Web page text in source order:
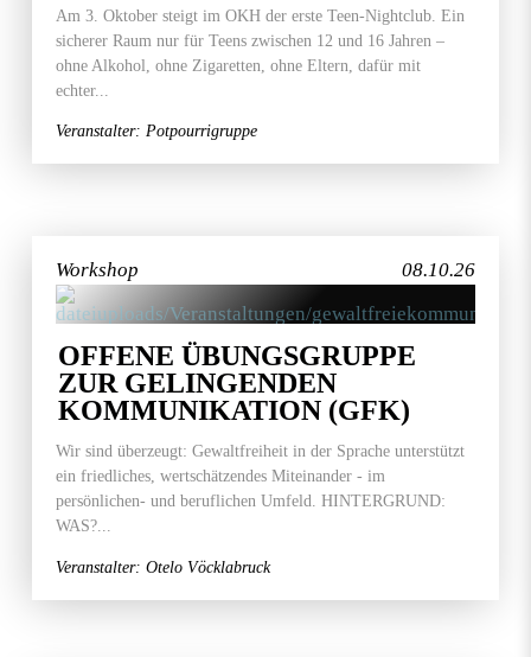
Am 3. Oktober steigt im OKH der erste Teen-Nightclub. Ein
sicherer Raum nur für Teens zwischen 12 und 16 Jahren –
ohne Alkohol, ohne Zigaretten, ohne Eltern, dafür mit
echter...
Veranstalter: Potpourrigruppe
08.10.26
Workshop
OFFENE ÜBUNGSGRUPPE
ZUR GELINGENDEN
KOMMUNIKATION (GFK)
Wir sind überzeugt: Gewaltfreiheit in der Sprache unterstützt
ein friedliches, wertschätzendes Miteinander - im
persönlichen- und beruflichen Umfeld. HINTERGRUND:
WAS?...
Veranstalter: Otelo Vöcklabruck